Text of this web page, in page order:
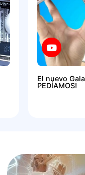
El nuevo
PEDÍAMOS!